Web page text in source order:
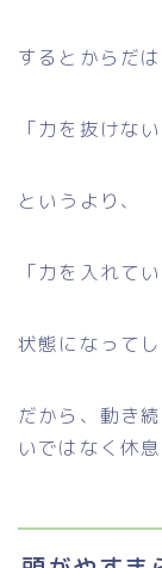
するとからだは
「力を抜けない
というより、
「力を入れて
状態になって
だから、動き
いではなく休